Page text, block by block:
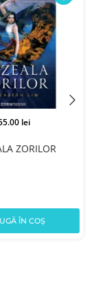
ZORILOR
lei
ÎN COȘ